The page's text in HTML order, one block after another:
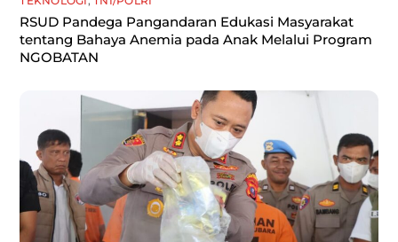
RSUD Pandega Pangandaran Edukasi Masyarakat
tentang Bahaya Anemia pada Anak Melalui Program
NGOBATAN